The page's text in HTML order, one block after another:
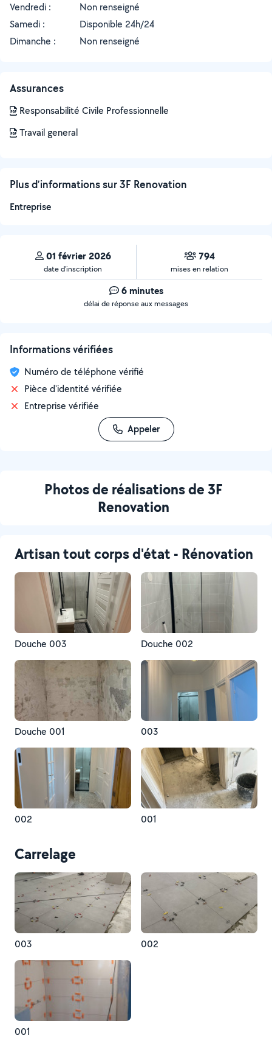
Vendredi :
Non renseigné
Samedi :
Disponible 24h/24
Dimanche :
Non renseigné
Assurances
Responsabilité Civile Professionnelle
Travail general
Plus d’informations sur 3F Renovation
Entreprise
01 février 2026
date d’inscription
794
mises en relation
6 minutes
délai de réponse aux messages
Informations vérifiées
Numéro de téléphone vérifié
Pièce d'identité vérifiée
Entreprise vérifiée
Appeler
Photos de réalisations de 3F
Renovation
Artisan tout corps d'état - Rénovation
Douche 003 Douche 002
Douche 001 003
002 001
Carrelage
003 002
001